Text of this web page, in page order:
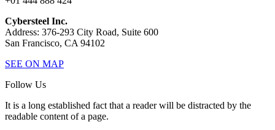
Cybersteel Inc.
Address: 376-293 City Road, Suite 600
San Francisco, CA 94102
SEE ON MAP
Follow Us
It is a long established fact that a reader will be distracted by the
readable content of a page.